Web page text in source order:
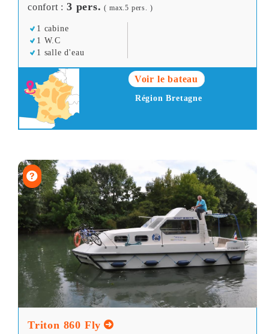
confort : 3 pers. ( max.5 pers. )
1 cabine
1 W.C
1 salle d'eau
Voir le bateau
Région Bretagne
Triton 860 Fly